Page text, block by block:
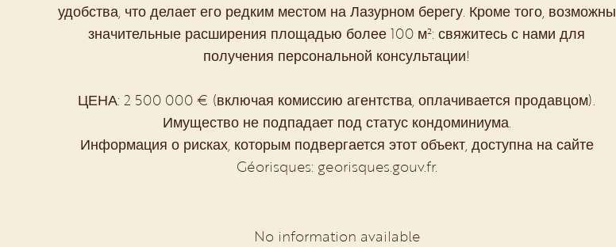
удобства, что делает его редким местом на Лазурном берегу. Кроме того, возможны
значительные расширения площадью более 100 м²: свяжитесь с нами для
получения персональной консультации!
ЦЕНА: 2 500 000 € (включая комиссию агентства, оплачивается продавцом).
Имущество не подпадает под статус кондоминиума.
Информация о рисках, которым подвергается этот объект, доступна на сайте
Géorisques: georisques.gouv.fr.
No information available